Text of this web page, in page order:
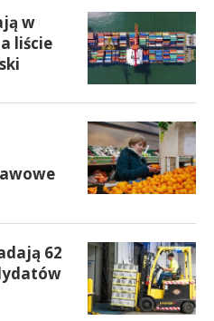
w
liście
62